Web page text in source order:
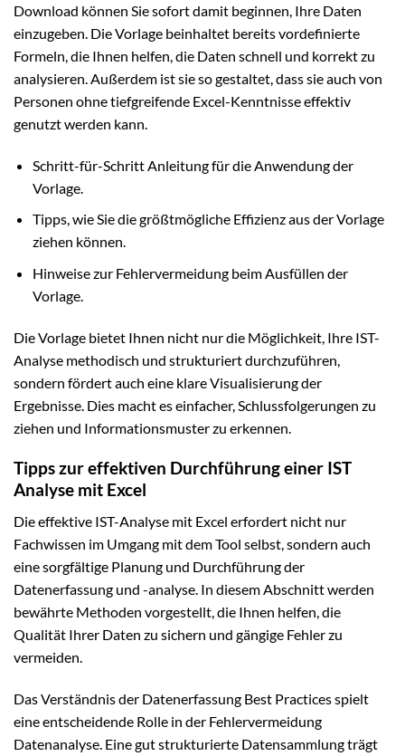
Download können Sie sofort damit beginnen, Ihre Daten
einzugeben. Die Vorlage beinhaltet bereits vordefinierte
Formeln, die Ihnen helfen, die Daten schnell und korrekt zu
analysieren. Außerdem ist sie so gestaltet, dass sie auch von
Personen ohne tiefgreifende Excel-Kenntnisse effektiv
genutzt werden kann.
Schritt-für-Schritt Anleitung für die Anwendung der
Vorlage.
Tipps, wie Sie die größtmögliche Effizienz aus der Vorlage
ziehen können.
Hinweise zur Fehlervermeidung beim Ausfüllen der
Vorlage.
Die Vorlage bietet Ihnen nicht nur die Möglichkeit, Ihre IST-
Analyse methodisch und strukturiert durchzuführen,
sondern fördert auch eine klare Visualisierung der
Ergebnisse. Dies macht es einfacher, Schlussfolgerungen zu
ziehen und Informationsmuster zu erkennen.
Tipps zur effektiven Durchführung einer IST
Analyse mit Excel
Die effektive IST-Analyse mit Excel erfordert nicht nur
Fachwissen im Umgang mit dem Tool selbst, sondern auch
eine sorgfältige Planung und Durchführung der
Datenerfassung und -analyse. In diesem Abschnitt werden
bewährte Methoden vorgestellt, die Ihnen helfen, die
Qualität Ihrer Daten zu sichern und gängige Fehler zu
vermeiden.
Das Verständnis der Datenerfassung Best Practices spielt
eine entscheidende Rolle in der Fehlervermeidung
Datenanalyse. Eine gut strukturierte Datensammlung trägt